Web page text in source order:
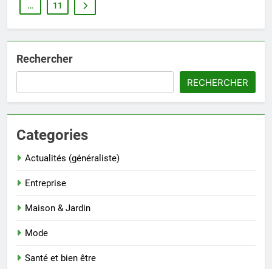
… 11
Rechercher
RECHERCHER
Categories
Actualités (généraliste)
Entreprise
Maison & Jardin
Mode
Santé et bien être